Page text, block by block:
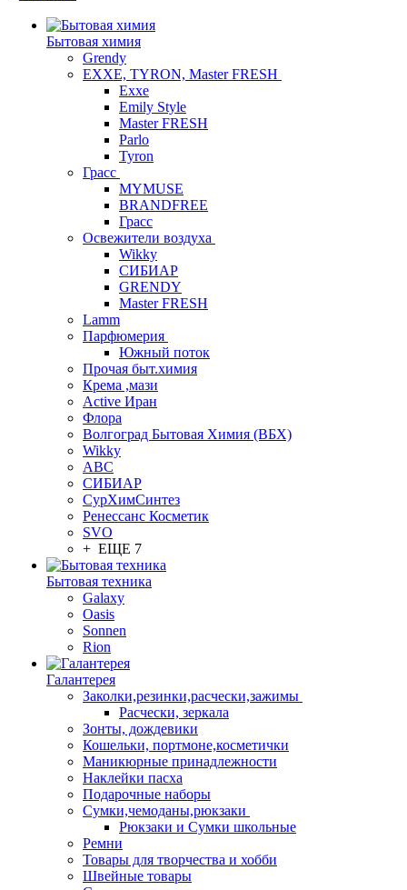
Бытовая химия
Grendy
EXXE, TYRON, Master FRESH
Exxe
Emily Style
Master FRESH
Parlo
Tyron
Грасс
MYMUSE
BRANDFREE
Грасс
Освежители воздуха
Wikky
СИБИАР
GRENDY
Master FRESH
Lamm
Парфюмерия
Южный поток
Прочая быт.химия
Крема ,мази
Аctive Иран
Флора
Волгоград Бытовая Химия (ВБХ)
Wikky
АВС
СИБИАР
СурХимСинтез
Ренессанс Косметик
SVO
+ ЕЩЕ 7
Бытовая техника
Galaxy
Oasis
Sonnen
Rion
Галантерея
Заколки,резинки,расчески,зажимы
Расчески, зеркала
Зонты, дождевики
Кошельки, портмоне,косметички
Маникюрные принадлежности
Наклейки пасха
Подарочные наборы
Сумки,чемоданы,рюкзаки
Рюкзаки и Сумки школьные
Ремни
Товары для творчества и хобби
Швейные товары